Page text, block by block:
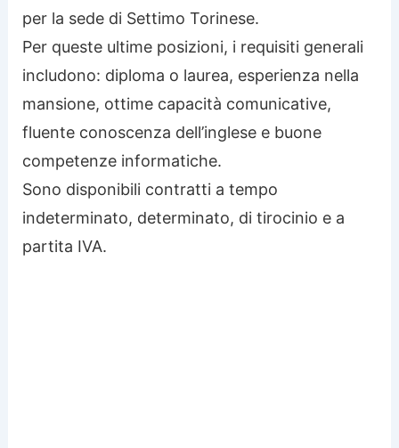
per la sede di Settimo Torinese.
Per queste ultime posizioni, i requisiti generali
includono: diploma o laurea, esperienza nella
mansione, ottime capacità comunicative,
fluente conoscenza dell’inglese e buone
competenze informatiche.
Sono disponibili contratti a tempo
indeterminato, determinato, di tirocinio e a
partita IVA.